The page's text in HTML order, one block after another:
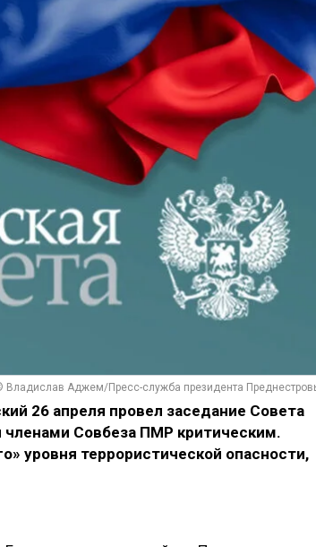
Владислав Аджем/Пресс-служба президента
26 апреля провел заседание Совета
членами Совбеза ПМР критическим.
уровня террористической опасности,